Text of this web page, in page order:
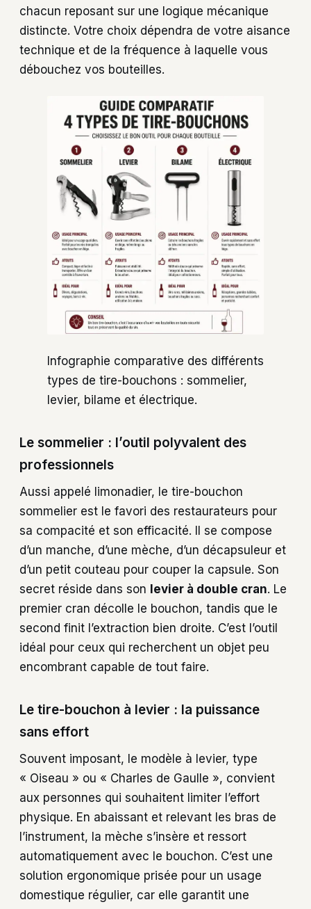
chacun reposant sur une logique mécanique
distincte. Votre choix dépendra de votre aisance
technique et de la fréquence à laquelle vous
débouchez vos bouteilles.
Infographie comparative des différents
types de tire-bouchons : sommelier,
levier, bilame et électrique.
Le sommelier : l’outil polyvalent des
professionnels
Aussi appelé limonadier, le tire-bouchon
sommelier est le favori des restaurateurs pour
sa compacité et son efficacité. Il se compose
d’un manche, d’une mèche, d’un décapsuleur et
d’un petit couteau pour couper la capsule. Son
secret réside dans son levier à double cran. Le
premier cran décolle le bouchon, tandis que le
second finit l’extraction bien droite. C’est l’outil
idéal pour ceux qui recherchent un objet peu
encombrant capable de tout faire.
Le tire-bouchon à levier : la puissance
sans effort
Souvent imposant, le modèle à levier, type
« Oiseau » ou « Charles de Gaulle », convient
aux personnes qui souhaitent limiter l’effort
physique. En abaissant et relevant les bras de
l’instrument, la mèche s’insère et ressort
automatiquement avec le bouchon. C’est une
solution ergonomique prisée pour un usage
domestique régulier, car elle garantit une